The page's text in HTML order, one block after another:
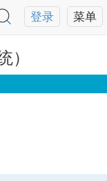
菜单
登录
）